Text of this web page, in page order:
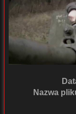
Nazwa